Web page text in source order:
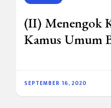
(II) Menengok
Kamus Umum
SEPTEMBER 16, 2020